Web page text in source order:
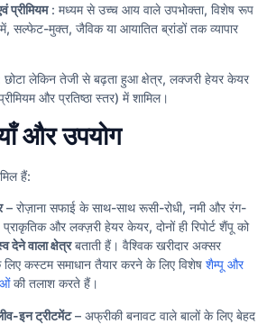
प्रीमियम: मध्यम से उच्च आय वाले उपभोक्ता, विशेष रूप
सल्फेट-मुक्त, जैविक या आयातित ब्रांडों तक व्यापार
लेकिन तेजी से बढ़ता हुआ क्षेत्र, लक्जरी हेयर केयर
और प्रतिष्ठा स्तर) में शामिल।
और उपयोग
हैं:
– रोज़ाना सफाई के साथ-साथ रूसी-रोधी, नमी और रंग-
और लक्ज़री हेयर केयर, दोनों ही रिपोर्ट शैंपू को
देने वाला क्षेत्रबताती हैं। वैश्विक खरीदार अक्सर
लिए कस्टम समाधान तैयार करने के लिए विशेष शैम्पू और
की तलाश करते हैं।
इन ट्रीटमेंट– अफ्रीकी बनावट वाले बालों के लिए बेहद